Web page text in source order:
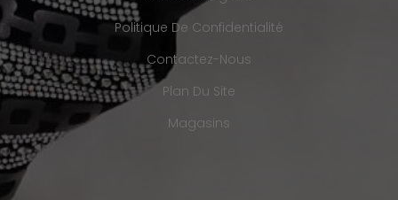
Politique De Confidentialité
Contactez-Nous
Plan Du Site
Magasins